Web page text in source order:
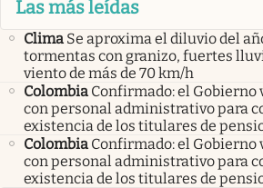
Las más leídas
Clima Se aproxima el diluvio del
tormentas con granizo, fuertes
viento de más de 70 km/h
Colombia Confirmado: el Gobierno
con personal administrativo para
existencia de los titulares de
Colombia Confirmado: el Gobierno
con personal administrativo para
existencia de los titulares de